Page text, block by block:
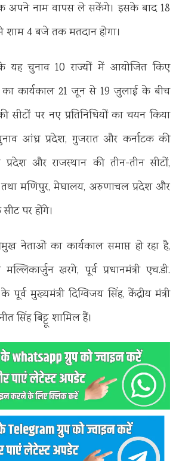
अपने नाम वापस ले सकेंगे। इसके बाद 18
4 बजे तक मतदान होगा।
यह चुनाव 10 राज्यों में आयोजित किए
का कार्यकाल 21 जून से 19 जुलाई के बीच
सीटों पर नए प्रतिनिधियों का चयन किया
आंध्र प्रदेश, गुजरात और कर्नाटक की
प्रदेश और राजस्थान की तीन-तीन सीटों,
तथा मणिपुर, मेघालय, अरुणाचल प्रदेश और
पर होंगे।
नेताओं का कार्यकाल समाप्त हो रहा है,
खरगे, पूर्व प्रधानमंत्री एच.डी.
पूर्व मुख्यमंत्री दिग्विजय सिंह, केंद्रीय मंत्री
सिंह बिट्टू शामिल हैं।